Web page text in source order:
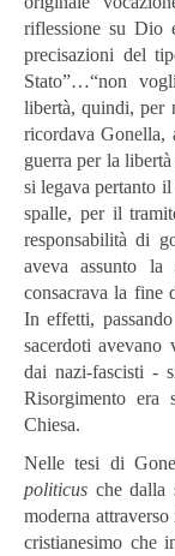
riflessione su Dio
precisazioni del
Stato”…“non
libertà, quindi, per
ricordava Gonella,
guerra per la
si legava pertanto
spalle, per il
responsabilità di
aveva assunto
consacrava la fine
In effetti,
sacerdoti avevano
dai nazi-fascisti -
Risorgimento
Chiesa.
Nelle tesi di
politicus che dalla
moderna
cristianesimo che